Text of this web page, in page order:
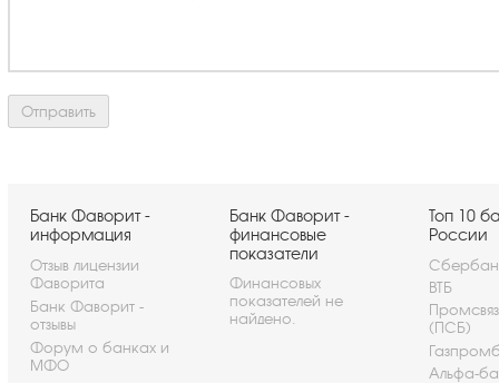
Банк Фаворит -
информация
Отзыв лицензии
Фаворита
Банк Фаворит -
отзывы
Форум о банках и
МФО
Банк Фаворит -
финансовые
показатели
Финансовых
показателей не
найдено.
Топ 10
России
ВТБ
(ПСБ)
Альфа-